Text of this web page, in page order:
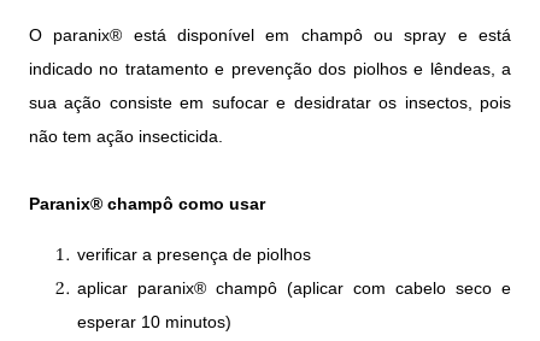
O paranix® está disponível em champô ou spray e está
indicado no tratamento e prevenção dos piolhos e lêndeas, a
sua ação consiste em sufocar e desidratar os insectos, pois
não tem ação insecticida.
Paranix® champô como usar
verificar a presença de piolhos
aplicar paranix® champô (aplicar com cabelo seco e
esperar 10 minutos)